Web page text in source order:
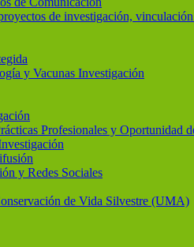
de investigación,
y Vacunas Investigación
Profesionales y Oportunidad
y Redes Sociales
de Vida Silvestre (UMA)